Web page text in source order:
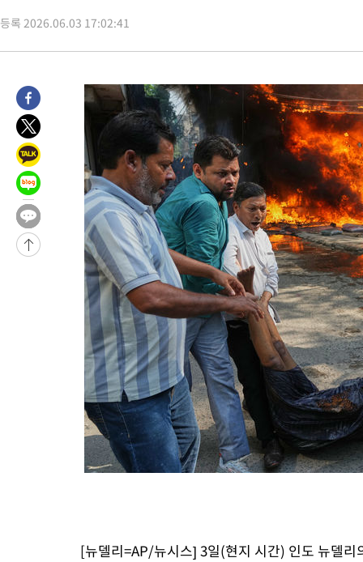
-8497초 전 >남자 농구, 나고야 아시안게임서 '홈팀' 일본과 한일전
-7873초 전 >여수 오동도 해상서 모터보트 전복…1명 사망·1명 실종
주 날씨]
-1118초 전 >
축구협회 "압수수색·성접대 논란 사과…쇄신의 기회로 삼겠다"
6분 전 > [속보]'압수수색·성접대 논란' 축구협회 "실망과 걱정 안겨드려 죄
3시간 전 >
'최고 37도' 폭염 지속…강원동해안 최대 150㎜ 비
5시간 전 >
[속보]뉴욕증시 상승 마감…S&P 0.6% 나스닥 1.3%↑
-31937초 전 >
[속보]與 대표 경선 제주·인천 당원투표…金 47.75%·鄭
42.08%·宋 10.17%
-31471초 전 >
이강인 "아틀레티코 이적 기뻐…등번호 7번 의미보단 팀 위해
것"
-31406초 전 >
[속보]與 당대표 경선, 제주·인천 권리당원 투표 김민석 승리
-25180초 전 >
낮 최고 35도 '무더위'…동해안 시간당 30㎜ '강한 비'[내일날
[속보]이강인 "감독님이 원하는 마음 느꼈고, 많은 트로피 원해
수도권 40도 육박 '펄펄'…동해안 일부 지역엔 호의주의보
온열질환 사망자 3명 늘어…누적 환자 3000명 돌파
강릉에 시간당 81.4㎜ 물폭탄…도로 잠기고 담벼락 붕괴
백운산서 80년근 천종산삼 9뿌리 발견…감정가 1.3억원
선재도서 해루질 나섰다 실종 60대, 닷새 만에 숨진 채 발견
남자 농구, 나고야 아시안게임서 '홈팀' 일본과 한일전
여수 오동도 해상서 모터보트 전복…1명 사망·1명 실종
극한폭염 한풀 꺾이지만…'낮 최고 35도' 무더위, 열대야 계속[
[속보]뉴욕증시 상승 마감…S&P 0.6% 나스닥 1.3%↑
등록 2026.06.03 17:02:41
[뉴델리=AP/뉴시스] 3일(현지 시간) 인도 뉴델